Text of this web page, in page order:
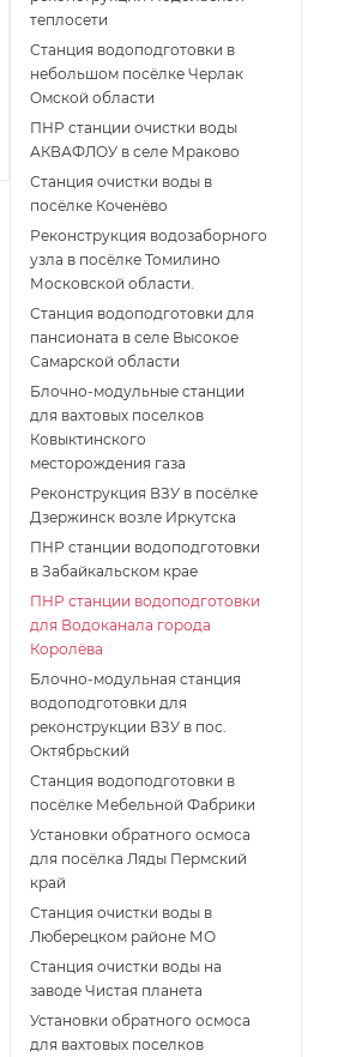
теплосети
Станция водоподготовки в
небольшом посёлке Черлак
Омской области
ПНР станции очистки воды
АКВАФЛОУ в селе Мраково
Станция очистки воды в
посёлке Коченёво
Реконструкция водозаборного
узла в посёлке Томилино
Московской области.
Станция водоподготовки для
пансионата в селе Высокое
Самарской области
Блочно-модульные станции
для вахтовых поселков
Ковыктинского
месторождения газа
Реконструкция ВЗУ в посёлке
Дзержинск возле Иркутска
ПНР станции водоподготовки
в Забайкальском крае
ПНР станции водоподготовки
для Водоканала города
Королёва
Блочно-модульная станция
водоподготовки для
реконструкции ВЗУ в пос.
Октябрьский
Станция водоподготовки в
посёлке Мебельной Фабрики
Установки обратного осмоса
для посёлка Ляды Пермский
край
Станция очистки воды в
Люберецком районе МО
Станция очистки воды на
заводе Чистая планета
Установки обратного осмоса
для вахтовых поселков